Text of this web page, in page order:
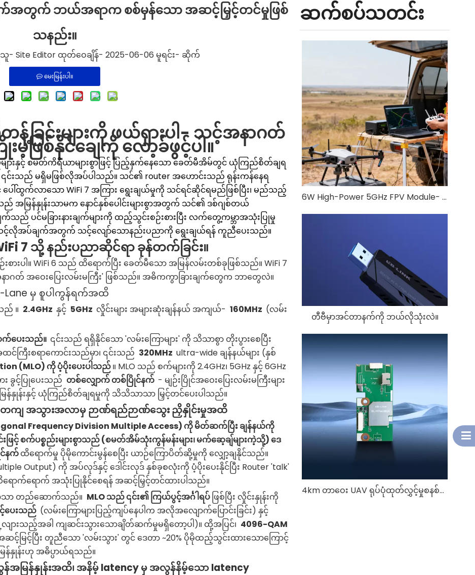
က်အတွက် ဘယ်အရာက စစ်မှန်သော အဆင့်မြှင့်တင်မှုဖြစ်
သနည်း။
- Site Editor ထုတ်ဝေချိန်- 2025-06-06 မူရင်း- ဆိုက်
မေးမြန်းပါ။
န့်ခြင်းများကို ဖယ်ရှားပါ- သင့်အနာဂတ်
ဖြစ်နိုင်ချေကို လော့ခ်ဖွင့်ပါ။
ျားနှင့် စမတ်ကိရိယာများစွာဖြင့် ပြည့်နှက်နေသော ခေတ်မီအိမ်တွင် ယုံကြည်စိတ်ချရ
- ၎င်းသည် မရှိမဖြစ်လိုအပ်ပါသည်။ သင်၏ router အဟောင်းသည် ရုန်းကန်နေရ
ါ်ထွက်လာသော WiFi 7 အကြား ရွေးချယ်မှုကို သင်ရင်ဆိုင်ရမည်ဖြစ်ပြီး၊ မည်သည့်
မြန်နှုန်းသာမက နောင်နှစ်ပေါင်းများစွာအတွက် သင်၏ ဒစ်ဂျစ်တယ်
မခြားနားချက်များကို ထည့်သွင်းစဉ်းစားပြီး လက်တွေ့ကမ္ဘာအသုံးပြုမှု
လိုအပ်ချက်အတွက် သင့်လျော်သောနည်းပညာကို ရွေးချယ်ရန် ကူညီပေးသည်။
7 သို့ နည်းပညာဆိုင်ရာ ခုန်တက်ခြင်း။
းပါ။ WiFi 6 သည် ထိရောက်ပြီး ခေတ်မီသော အမြန်လမ်းတစ်ခုဖြစ်သည်။ WiFi 7
တ် အဝေးပြေးလမ်းမကြီး' ဖြစ်သည်။ အဓိကကွာခြားချက်တွေက ဘာတွေလဲ။
Lane မှ စူပါကွန်ရက်အထိ
ည် ။ 2.4GHz နှင့် 5GHz လှိုင်းများ အများဆုံးချန်နယ် အကျယ်- 160MHz (လမ်း
က်ပေးသည်။ ၎င်းသည် ရရှိနိုင်သော 'လမ်းကြောများ' ကို သိသာစွာ တိုးပွားစေပြီး
င်ကြီးစရာကောင်းသည်မှာ၊ ၎င်းသည် 320MHz ultra-wide ချန်နယ်များ (နှစ်
(MLO) ကို ပံ့ပိုးပေးပါသည်။ MLO သည် စက်များကို 2.4GHz၊ 5GHz နှင့် 6GHz
း ခွင့်ပြုပေးသည် တစ်လျှောက် တစ်ပြိုင်နက် - မျဉ်းပြိုင်အဝေးပြေးလမ်းမကြီးများ
ြန်နှုန်းနှင့် ယုံကြည်စိတ်ချရမှုကို သိသိသာသာ မြှင့်တင်ပေးပါသည်။
စ်တကျ အသွားအလာမှ ဉာဏ်ရည်ဉာဏ်သွေး ညှိနှိုင်းမှုအထိ
Frequency Division Multiple Access) ကို မိတ်ဆက်ပြီး ချန်နယ်ကို
င့် စက်ပစ္စည်းများစွာသည် (စမတ်အိမ်သုံးကွန်မန်းများ၊ မက်ဆေ့ချ်များကဲ့သို့) ဒေ
နက်ထိရောက်မှု ပိုမိုကောင်းမွန်စေပြီး ယာဉ်ကြောပိတ်ဆို့မှုကို လျှော့ချနိုင်သည်။
Output) ကို အပ်လုဒ်နှင့် ဒေါင်းလုဒ် နှစ်ခုစလုံးကို ပံ့ပိုးပေးနိုင်ပြီး Router 'talk'
ောက်ရောက် အသုံးပြုနိုင်စေရန် အဆင့်မြှင့်တင်ထားပါသည်။
ာသာ တည်ဆောက်သည်။ MLO သည် ၎င်း၏ ကြယ်ပွင့်အင်္ဂါရပ် ဖြစ်ပြီး လှိုင်းနှုန်းကို
င့်ပေးသည် (လမ်းကြောများပြည့်ကျပ်နေပါက အလိုအလျောက်ပြောင်းခြင်း) နှင့်
ျားသည့်အခါ ကျဆင်းသွားသောချိတ်ဆက်မှုမရှိတော့ပါ)။ ထို့အပြင်၊ 4096-QAM
င့်မြင့်ပြီး တူညီသော 'လမ်းသွား' တွင် ဒေတာ ~20% ပိုမိုထည့်သွင်းထားသောကြောင့်
နှုန်းဟု အဓိပ္ပာယ်ရသည်။
လွန်အမြန်နှုန်းအထိ၊ အနိမ့် latency မှ အလွန်နိမ့်သော latency
ဆက်စပ်သတင်း
6W High-Power 5GHz FPV Module- Long-Range Drone FPV အတွက် RTL8812EU-CG
တီဗီမှာအင်တာနက်ကို ဘယ်လိုသုံးလဲ။
4km တာဝေး UAV ရုပ်ပုံထုတ်လွှင့်မှုစနစ်သည် တည်ငြိမ်သော ဗီဒီယိုအရည်အသွေးကို မည်သို့အာမခံသနည်း။